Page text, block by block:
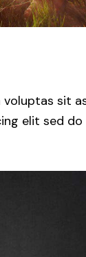
voluptas sit
elit sed do